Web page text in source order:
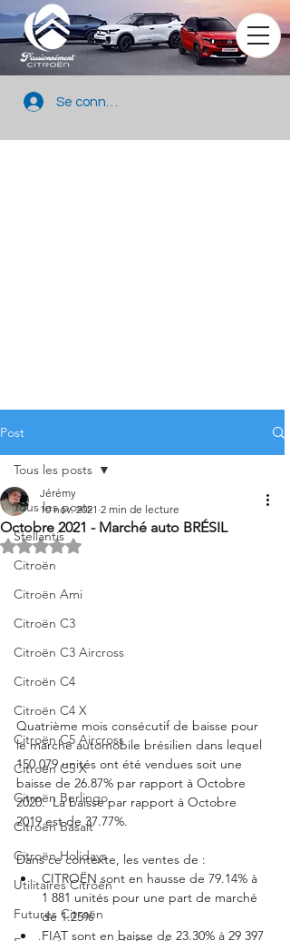
Se connecter
Post
Tous les posts
Stellantis
Citroën
Citroën Ami
Citroën C3
Citroën C3 Aircross
Citroën C4
Citroën C4 X
Citroën C5 Aircross
Citroën C5 X
Citroën Berlingo
Citroën Basalt
Citroën Holidays
Utilitaires Citroën
Futures Citroën
Tous les posts
Octobre 2021 - Marché auto BRÉSIL
Jérémy
10 nov. 2021 2 min de lecture
Noté NaN étoiles sur 5.
Quatrième mois consécutif de baisse pour
le marché automobile brésilien dans lequel
150 079 unités ont été vendues soit une
baisse de 26.87% par rapport à Octobre
2020.  La baisse par rapport à Octobre
2019 est de 37.77%.
Dans ce contexte, les ventes de :
CITROËN sont en hausse de 79.14% à
1 881 unités pour une part de marché
de 1.25%
FIAT sont en baisse de 23.30% à 29 397